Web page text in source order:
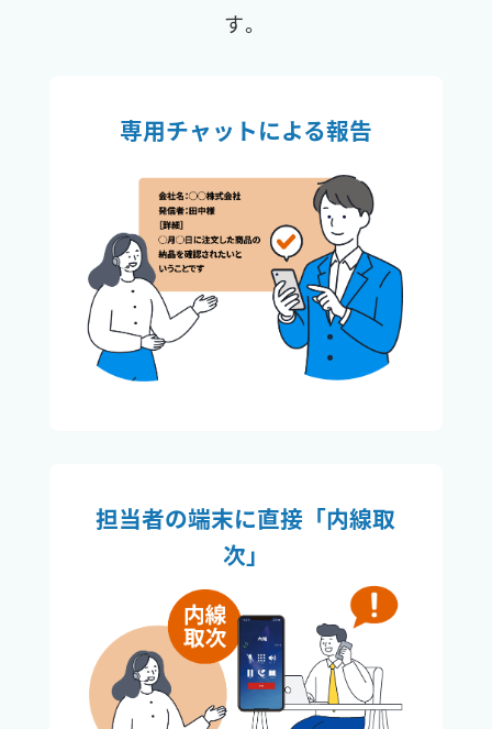
す。
専用チャットによる報告
担当者の端末に直接「内線取
次」